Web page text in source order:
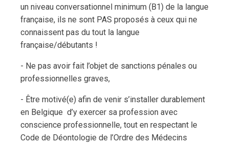
un niveau conversationnel minimum (B1) de la langue
française, ils ne sont PAS proposés à ceux qui ne
connaissent pas du tout la langue
française/débutants !
- Ne pas avoir fait l’objet de sanctions pénales ou
professionnelles graves,
- Être motivé(e) afin de venir s’installer durablement
en Belgique d’y exercer sa profession avec
conscience professionnelle, tout en respectant le
Code de Déontologie de l’Ordre des Médecins